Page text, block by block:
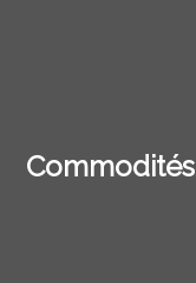
Commodités